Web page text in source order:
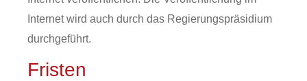
Internet wird auch durch das Regierungspräsidium
durchgeführt.
Fristen